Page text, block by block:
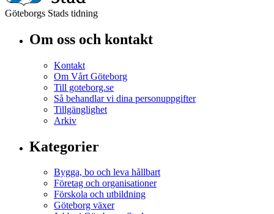
Göteborgs Stads tidning
Om oss och kontakt
Kontakt
Om Vårt Göteborg
Till goteborg.se
Så behandlar vi dina personuppgifter
Tillgänglighet
Arkiv
Kategorier
Bygga, bo och leva hållbart
Företag och organisationer
Förskola och utbildning
Göteborg växer